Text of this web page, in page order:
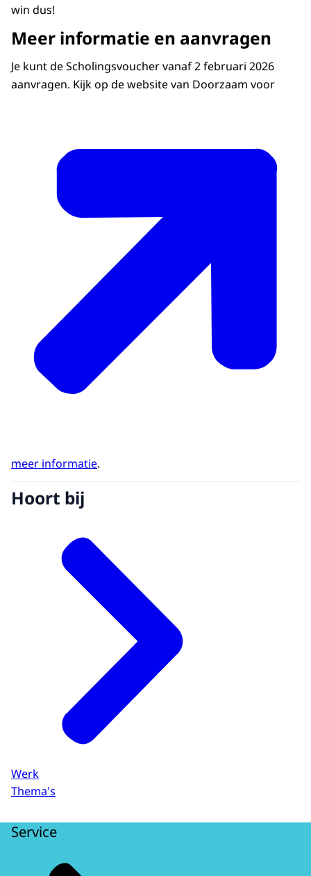
win dus!
Meer informatie en aanvragen
Je kunt de Scholingsvoucher vanaf 2 februari 2026
aanvragen. Kijk op de website van Doorzaam voor
meer informatie.
Hoort bij
Werk
Thema's
Service